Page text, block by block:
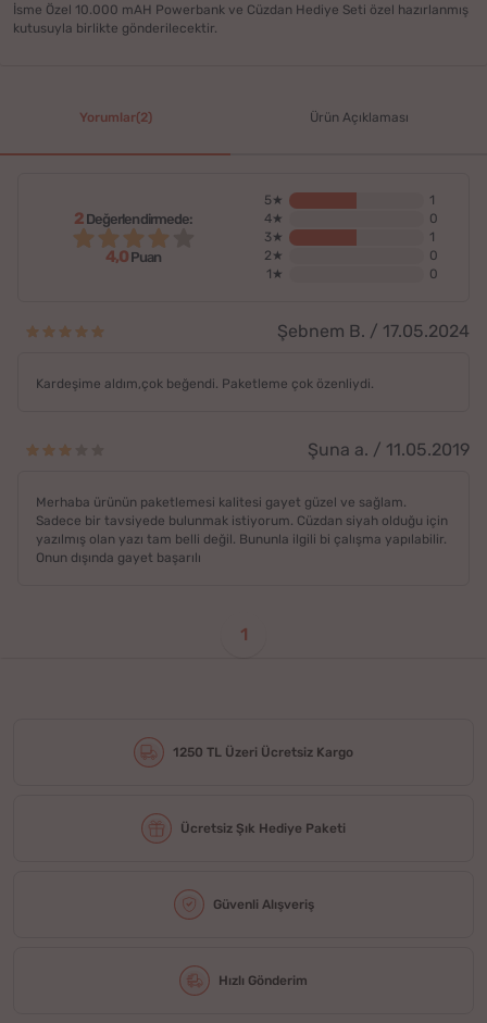
İsme Özel 10.000 mAH Powerbank ve Cüzdan Hediye Seti özel hazırlanmış
kutusuyla birlikte gönderilecektir.
Yorumlar(2) Ürün Açıklaması
2Değerlendirmede:
4,0Puan
5★
1
4★
0
3★
1
2★
0
1★
0
Şebnem B. / 17.05.2024
Kardeşime aldım,çok beğendi. Paketleme çok özenliydi.
Şuna a. / 11.05.2019
Merhaba ürünün paketlemesi kalitesi gayet güzel ve sağlam.
Sadece bir tavsiyede bulunmak istiyorum. Cüzdan siyah olduğu için
yazılmış olan yazı tam belli değil. Bununla ilgili bi çalışma yapılabilir.
Onun dışında gayet başarılı
1
1250 TL Üzeri Ücretsiz Kargo
Ücretsiz Şık Hediye Paketi
Güvenli Alışveriş
Hızlı Gönderim